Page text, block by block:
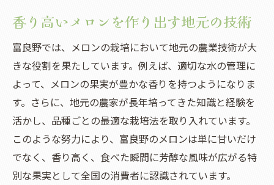
メロンを使った簡単スムージー
地元農家が伝授する最高のメロンの楽しみ方
農家直伝！メロンのおいしい食べ頃
家庭でのメロン栽培のヒント
農家が教えるメロンの保存方法
メロンの健康効果を活かす食べ方
富良野メロンで作る手作りジャム
富良野市でしか味わえないメロンの新鮮さとそ
の魅力
香り高いメロンを作り出す地元の技術
富良野では、メロンの栽培において地元の農業技術が大
きな役割を果たしています。例えば、適切な水の管理に
よって、メロンの果実が豊かな香りを持つようになりま
す。さらに、地元の農家が長年培ってきた知識と経験を
活かし、品種ごとの最適な栽培法を取り入れています。
このような努力により、富良野のメロンは単に甘いだけ
でなく、香り高く、食べた瞬間に芳醇な風味が広がる特
別な果実として全国の消費者に認識されています。